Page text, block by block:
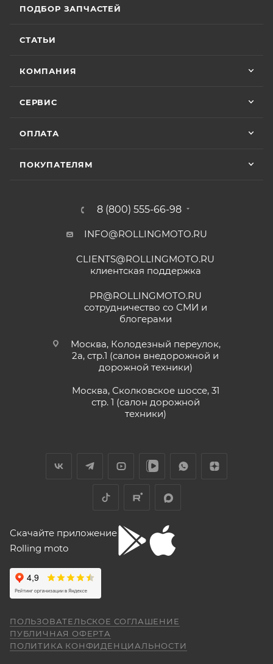
ПОДБОР ЗАПЧАСТЕЙ
СТАТЬИ
КОМПАНИЯ
СЕРВИС
ОПЛАТА
ПОКУПАТЕЛЯМ
8 (800) 555-66-98
INFO@ROLLINGMOTO.RU
CLIENTS@ROLLINGMOTO.RU
клиентская поддержка
PR@ROLLINGMOTO.RU
сотрудничество со СМИ и
блогерами
Москва, Колодезный переулок,
2а, стр.1 (салон внедорожной и
дорожной техники)
Москва, Сколковское шоссе, 31
стр. 1 (салон дорожной
техники)
Скачайте приложение
Rolling moto
ПОЛЬЗОВАТЕЛЬСКОЕ СОГЛАШЕНИЕ
ПУБЛИЧНАЯ ОФЕРТА
ПОЛИТИКА КОНФИДЕНЦИАЛЬНОСТИ